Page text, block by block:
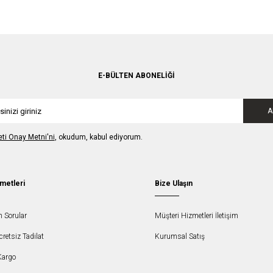
E-BÜLTEN ABONELIĞI
Onay Metni'ni, okudum, kabul ediyorum.
Sorular
Tadilat
Bize Ulaşın
Müşteri Hizmetleri İletişim
Kurumsal Satış